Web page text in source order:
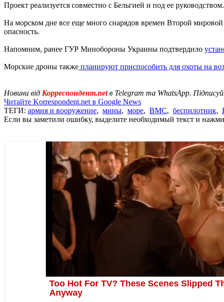
Проект реализуется совместно с Бельгией и под ее
На морском дне все еще много снарядов времен Второй
опасность.
Напомним, ранее ГУР Минобороны Украины подтвердило
Морские дроны также планируют приспособить для охоты на
Новини від Корреспондент.netв Telegram та WhatsApp.
Читайте Korrespondent.net в Google News
ТЕГИ: армия и вооружение, мины, море, ВМС, беспилотник,
Если вы заметили ошибку, выделите необходимый текст и